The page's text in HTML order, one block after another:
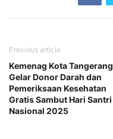
Previous article
Kemenag Kota Tangerang
Gelar Donor Darah dan
Pemeriksaan Kesehatan
Gratis Sambut Hari Santri
Nasional 2025